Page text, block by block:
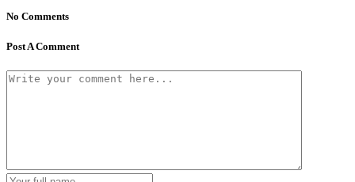
No Comments
Post A Comment